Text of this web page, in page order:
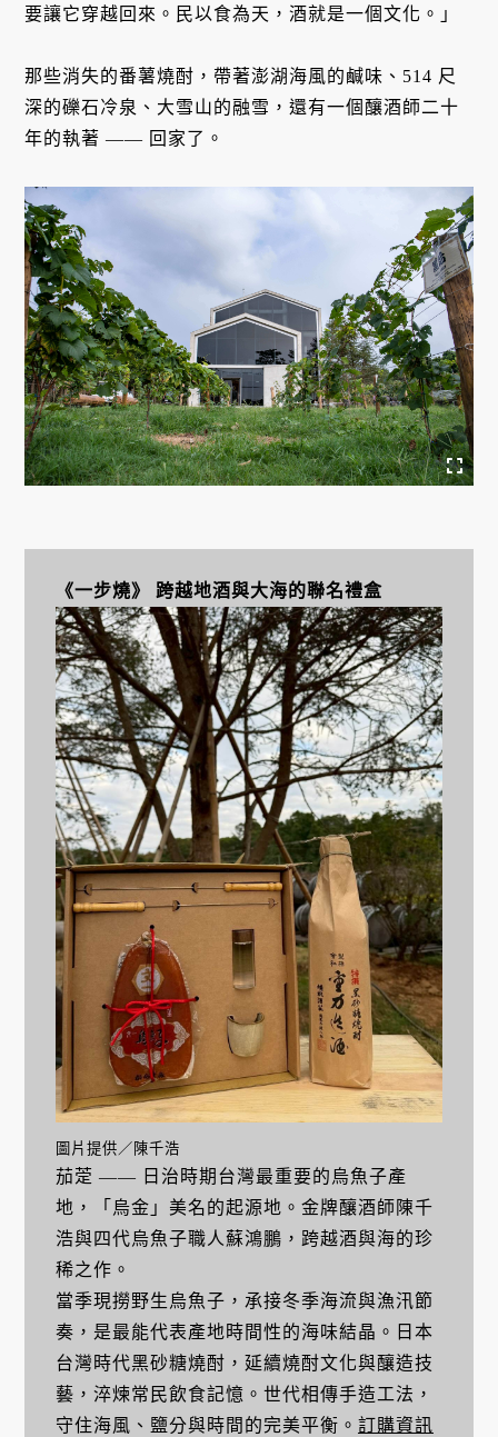
要讓它穿越回來。民以食為天，酒就是一個文化。」
那些消失的番薯燒酎，帶著澎湖海風的鹹味、514 尺
深的礫石冷泉、大雪山的融雪，還有一個釀酒師二十
年的執著 —— 回家了。
《一步燒》 跨越地酒與大海的聯名禮盒
圖片提供／陳千浩
茄萣 —— 日治時期台灣最重要的烏魚子產
地，「烏金」美名的起源地。金牌釀酒師陳千
浩與四代烏魚子職人蘇鴻鵬，跨越酒與海的珍
稀之作。
當季現撈野生烏魚子，承接冬季海流與漁汛節
奏，是最能代表產地時間性的海味結晶。日本
台灣時代黑砂糖燒酎，延續燒酎文化與釀造技
藝，淬煉常民飲食記憶。世代相傳手造工法，
守住海風、鹽分與時間的完美平衡。 訂購資訊